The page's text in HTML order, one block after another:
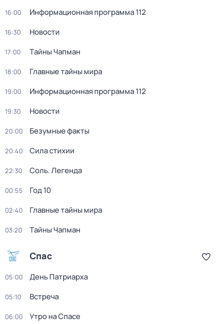
16:00 Информационная программа 112
16:30 Новости
17:00 Тaйны Чапман
18:00 Главные тайны мира
19:00 Информационная программа 112
19:30 Новости
20:00 Безумные факты
20:40 Сила стихии
22:30 Соль. Легенда
00:55 Год 10
02:40 Главные тайны мира
03:20 Тaйны Чапман
Спас
05:00 День Патриарха
05:10 Встреча
06:00 Утро на Спасе